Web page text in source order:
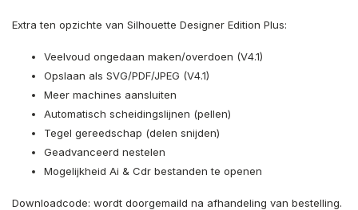
Extra ten opzichte van Silhouette Designer Edition Plus:
Veelvoud ongedaan maken/overdoen (V4.1)
Opslaan als SVG/PDF/JPEG (V4.1)
Meer machines aansluiten
Automatisch scheidingslijnen (pellen)
Tegel gereedschap (delen snijden)
Geadvanceerd nestelen
Mogelijkheid Ai & Cdr bestanden te openen
Downloadcode: wordt doorgemaild na afhandeling van bestelling.